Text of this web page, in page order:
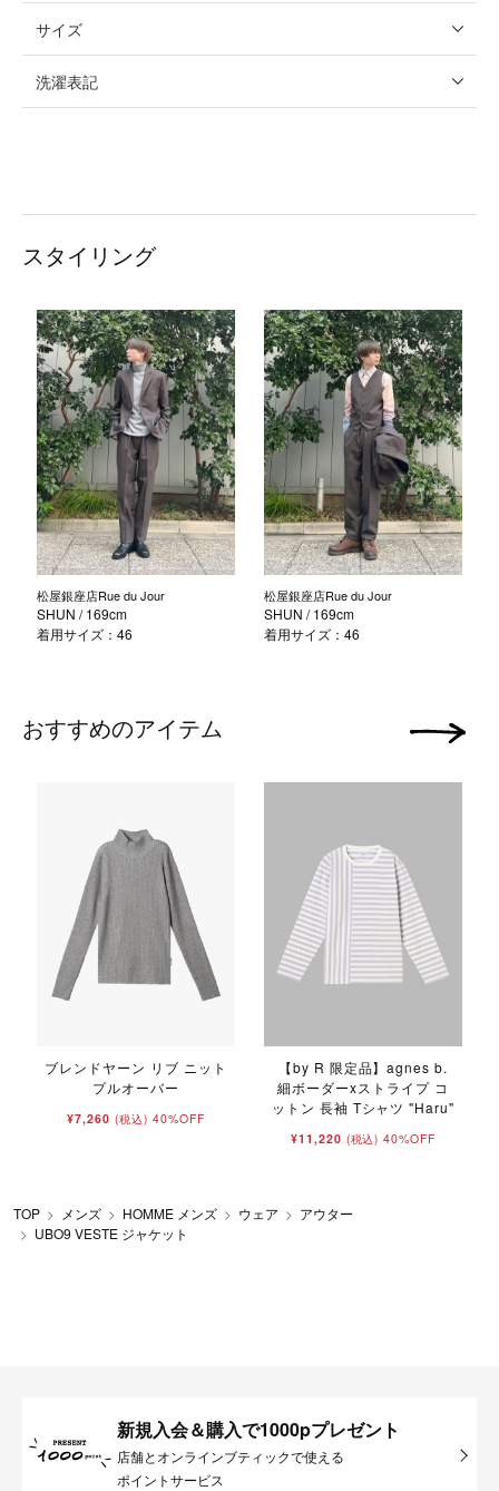
サイズ
洗濯表記
スタイリング
松屋銀座店Rue du Jour
SHUN / 169cm
着用サイズ：46
松屋銀座店Rue du Jour
SHUN / 169cm
着用サイズ：46
おすすめのアイテム
ブレンドヤーン リブ ニット
プルオーバー
¥7,260 (税込) 40%OFF
【by R 限定品】agnes b.
細ボーダーxストライプ コ
ットン 長袖 Tシャツ "Haru"
¥11,220 (税込) 40%OFF
次の画像
TOP メンズ HOMME メンズ ウェア
アウター
UBO9 VESTE ジャケット
新規入会＆購入で1000pプレゼント
店舗とオンラインブティックで使える
ポイントサービス